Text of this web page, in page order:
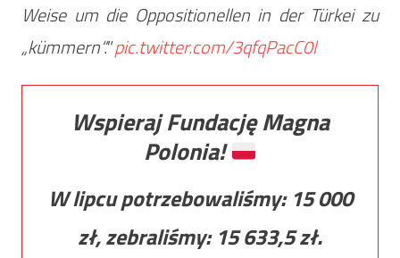
Weise um die Oppositionellen in der Türkei zu
„kümmern“."pic.twitter.com/3qfqPacC0l
Wspieraj Fundację Magna
Polonia!
W lipcu potrzebowaliśmy: 15 000
zł, zebraliśmy: 15 633,5zł.